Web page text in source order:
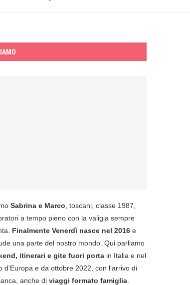
Sabrina e Marco , toscani, classe 1987,
a tempo pieno con la valigia sempre
Finalmente Venerdì nasce nel 2016 e
una parte del nostro mondo. Qui parliamo
itinerari e gite fuori porta in Italia e nel
d'Europa e da ottobre 2022, con l'arrivo di
anche di viaggi formato famiglia